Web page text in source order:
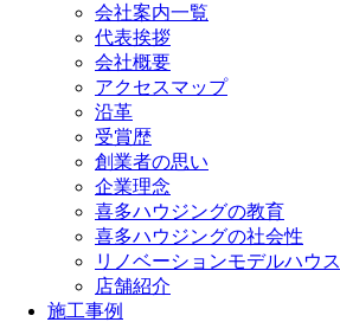
会社案内一覧
代表挨拶
会社概要
アクセスマップ
沿革
受賞歴
創業者の思い
企業理念
喜多ハウジングの教育
喜多ハウジングの社会性
リノベーションモデルハウス
店舗紹介
施工事例